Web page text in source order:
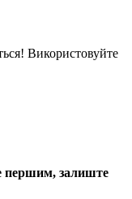
Використовуйте
першим, залиште